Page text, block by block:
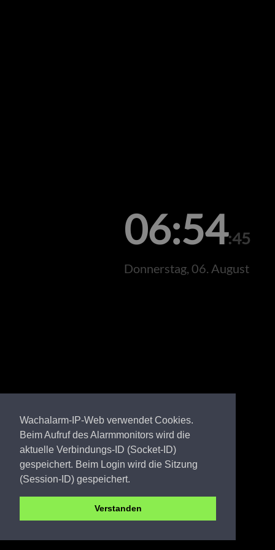
Wachalarm-IP-Web verwendet Cookies.
Beim Aufruf des Alarmmonitors wird die
aktuelle Verbindungs-ID (Socket-ID)
gespeichert. Beim Login wird die Sitzung
(Session-ID) gespeichert.
Verstanden
06:54:45
Donnerstag, 06. August
EE FW Kleinkrausnik